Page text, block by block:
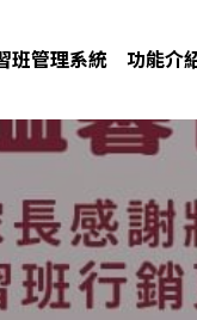
班管理系統 功能介